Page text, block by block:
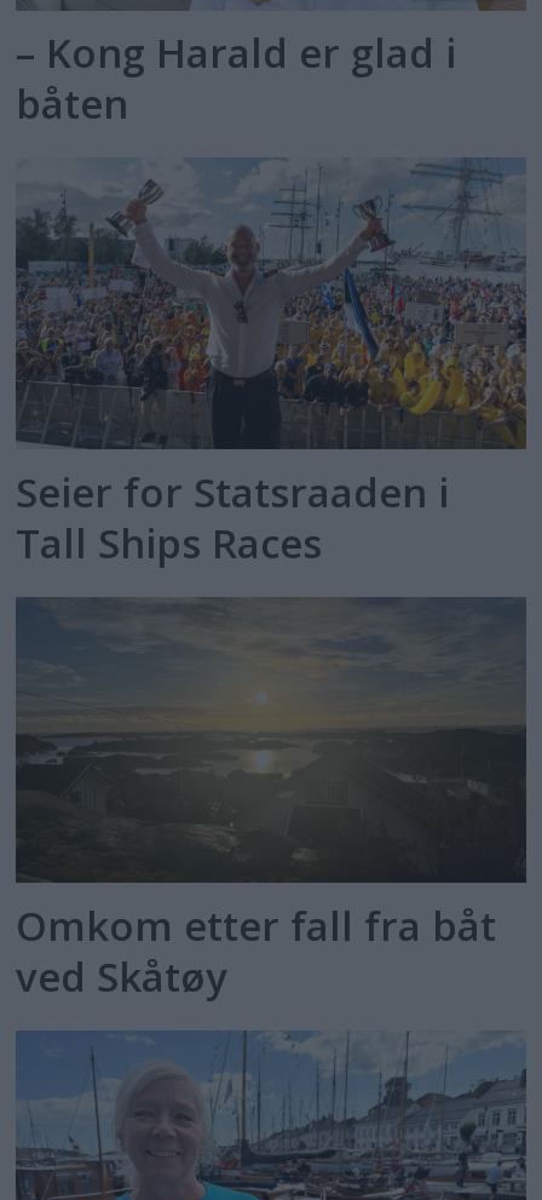
– Kong Harald er glad i
båten
Seier for Statsraaden i
Tall Ships Races
Omkom etter fall fra båt
ved Skåtøy